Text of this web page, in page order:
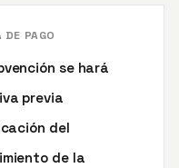
DE PAGO
se hará
previa
del
de la